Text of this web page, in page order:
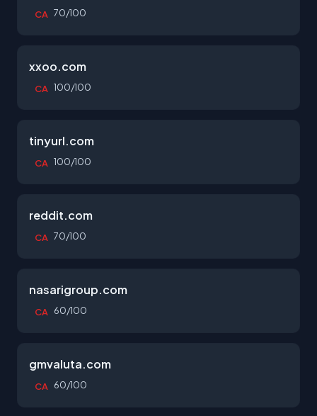
CA 70/100
xxoo.com
CA 100/100
tinyurl.com
CA 100/100
reddit.com
CA 70/100
nasarigroup.com
CA 60/100
gmvaluta.com
CA 60/100